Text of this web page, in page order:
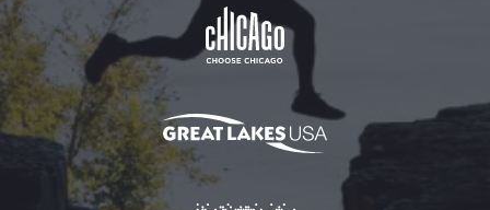
え、
シカ
ゴの
ダイ
ニン